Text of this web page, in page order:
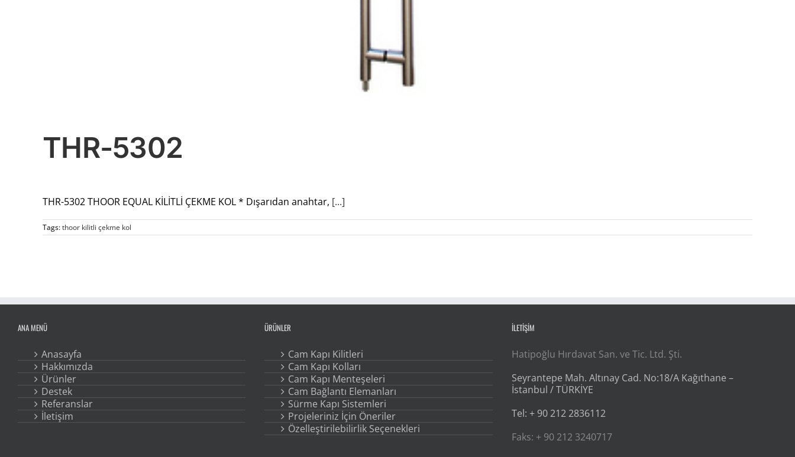
THR-5302
THR-5302 THOOR EQUAL KİLİTLİ ÇEKME KOL * Dışarıdan anahtar, [...]
Tags:thoor kilitli çekme kol
ANA MENÜ
Anasayfa
Hakkımızda
Ürünler
Destek
Referanslar
İletişim
ÜRÜNLER
Cam Kapı Kilitleri
Cam Kapı Kolları
Cam Kapı Menteşeleri
Cam Bağlantı Elemanları
Sürme Kapı Sistemleri
Projeleriniz İçin Öneriler
Özelleştirilebilirlik Seçenekleri
İLETİŞİM
Hatipoğlu Hırdavat San. ve Tic. Ltd. Şti.
Seyrantepe Mah. Altınay Cad. No:18/A Kağıthane –
İstanbul / TÜRKİYE
Tel: + 90 212 2836112
Faks: + 90 212 3240717